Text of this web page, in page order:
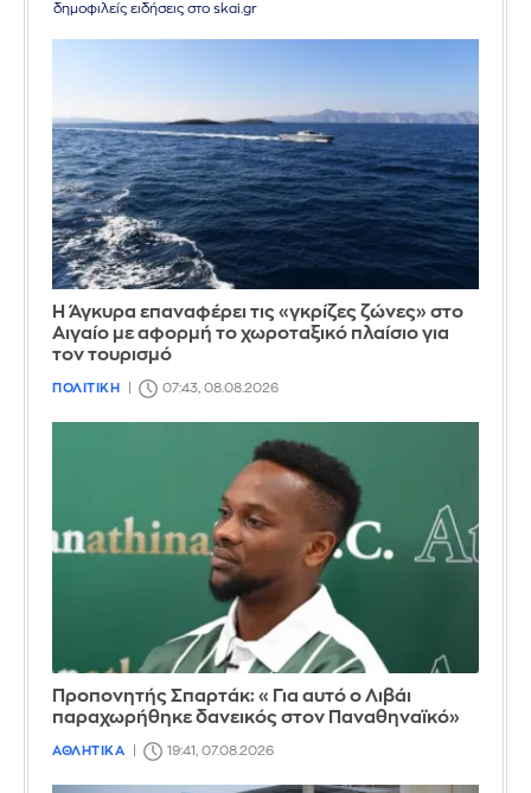
δημοφιλείς ειδήσεις στο skai.gr
Η Άγκυρα επαναφέρει τις «γκρίζες ζώνες» στο
Αιγαίο με αφορμή το χωροταξικό πλαίσιο για
τον τουρισμό
ΠΟΛΙΤΙΚΗ 07:43, 08.08.2026
Προπονητής Σπαρτάκ: «Για αυτό ο Λιβάι
παραχωρήθηκε δανεικός στον Παναθηναϊκό»
ΑΘΛΗΤΙΚΑ 19:41, 07.08.2026